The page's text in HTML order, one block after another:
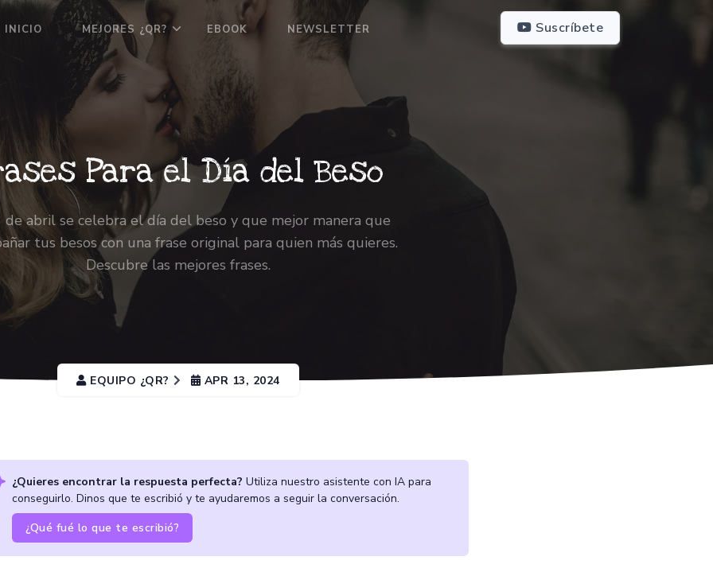
Suscríbete
INICIO MEJORES ¿QR? EBOOK NEWSLETTER
Para el Día del Beso
de abril se celebra el día del beso y que mejor manera que
tus besos con una frase original para quien más quieres.
Descubre las mejores frases.
EQUIPO ¿QR? APR 13, 2024
¿Quieres encontrar la respuesta perfecta? Utiliza nuestro asistente con IA para
conseguirlo. Dinos que te escribió y te ayudaremos a seguir la conversación.
¿Qué fué lo que te escribió?